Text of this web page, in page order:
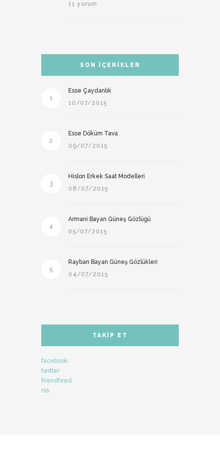
11 yorum
SON İÇERIKLER
1
Esse Çaydanlık
10/07/2015
2
Esse Döküm Tava
09/07/2015
3
Hislon Erkek Saat Modelleri
08/07/2015
4
Armani Bayan Güneş Gözlüğü
05/07/2015
5
Rayban Bayan Güneş Gözlükleri
04/07/2015
TAKIP ET
facebook
twitter
friendfeed
rss